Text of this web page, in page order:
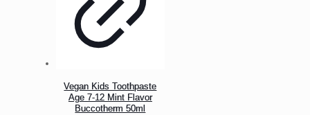
Vegan Kids Toothpaste
Age 7-12 Mint Flavor
Buccotherm 50ml